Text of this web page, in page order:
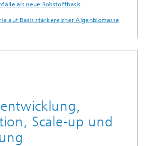
als neue Rohstoffbasis
auf Basis stärkereicher Algenbiomasse
Scale-up und